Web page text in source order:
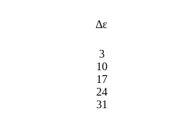
Δε
3
10
17
24
31